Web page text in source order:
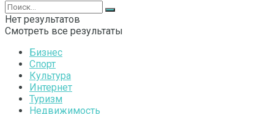
Нет результатов
Смотреть все результаты
Бизнес
Спорт
Культура
Интернет
Туризм
Недвижимость